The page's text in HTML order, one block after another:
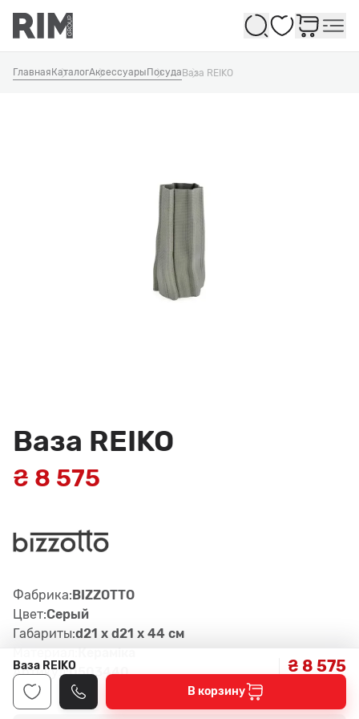
Избранное
Главная КаталогАксессуары ПосудаВаза REIKO
Ваза REIKO
₴ 8 575
Фабрика:BIZZOTTO
Цвет:Серый
Габариты:d21 x d21 x 44 см
Керамiка
Артикул:0503440
Ваза REIKO ₴ 8 575
В корзину